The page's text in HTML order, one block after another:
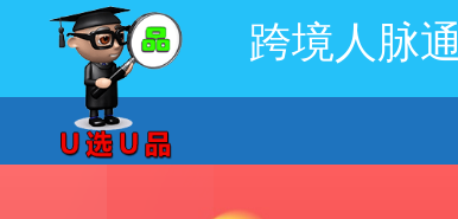
跨境人脉通